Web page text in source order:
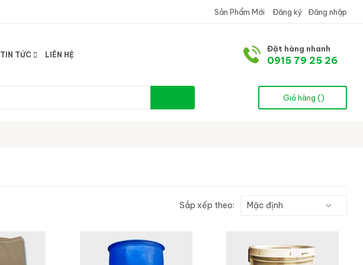
Đăng ký Đăng nhập
Sản Phẩm Mới
TIN TỨC LIÊN HỆ
Đặt hàng nhanh
0915 79 25 26
Giỏ hàng ()
Sắp xếp theo: